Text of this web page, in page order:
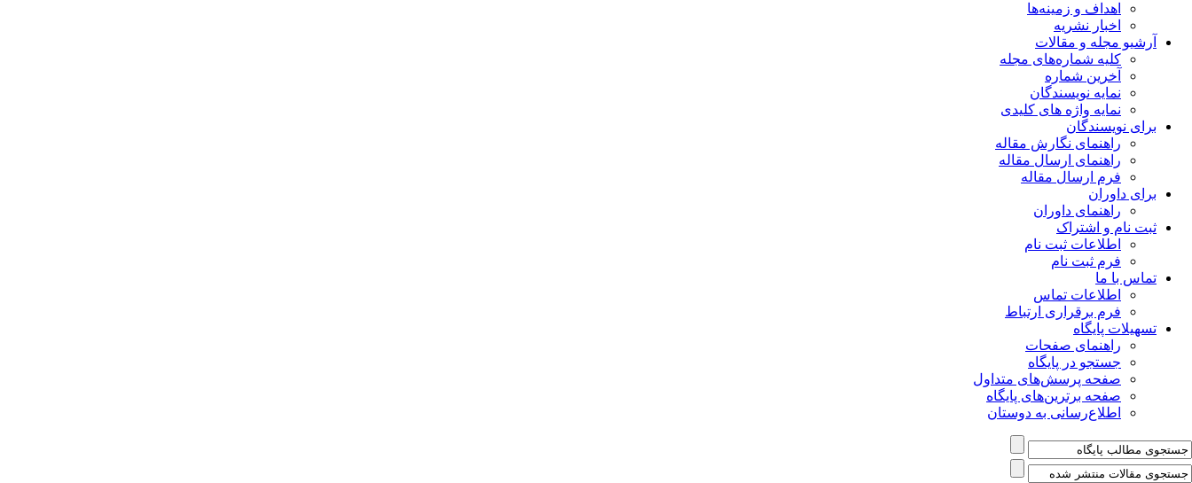
اهداف و زمینه‌ها
اخبار نشریه
آرشیو مجله و مقالات
کلیه شماره‌های مجله
آخرین شماره
نمایه نویسندگان
نمایه واژه های کلیدی
برای نویسندگان
راهنمای نگارش مقاله
راهنمای ارسال مقاله
فرم ارسال مقاله
برای داوران
راهنمای داوران
ثبت نام و اشتراک
اطلاعات ثبت نام
فرم ثبت نام
تماس با ما
اطلاعات تماس
فرم برقراری ارتباط
تسهیلات پایگاه
راهنمای صفحات
جستجو در پایگاه
صفحه پرسش‌های متداول
صفحه برترین‌های پایگاه
اطلاع‌رسانی به دوستان